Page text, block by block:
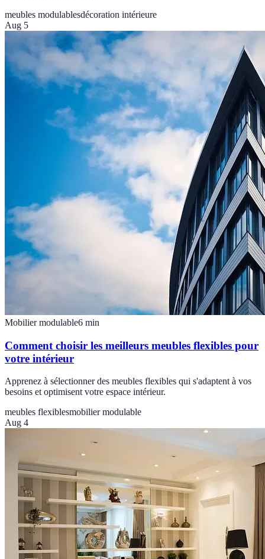
meubles modulablesdécoration intérieure
Aug 5
Mobilier modulable6 min
Comment choisir les meilleurs meubles flexibles pour
votre intérieur
Apprenez à sélectionner des meubles flexibles qui s'adaptent à vos
besoins et optimisent votre espace intérieur.
meubles flexiblesmobilier modulable
Aug 4